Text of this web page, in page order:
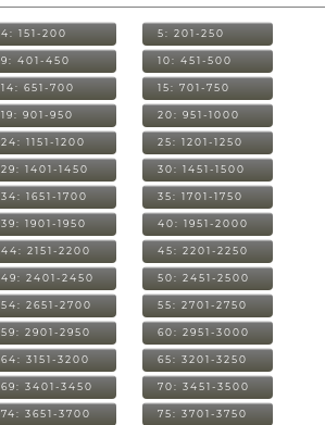
4: 151-200 5: 201-250
9: 401-450 10: 451-500
14: 651-700 15: 701-750
19: 901-950 20: 951-1000
24: 1151-1200 25: 1201-1250
29: 1401-1450 30: 1451-1500
34: 1651-1700 35: 1701-1750
39: 1901-1950 40: 1951-2000
44: 2151-2200 45: 2201-2250
49: 2401-2450 50: 2451-2500
54: 2651-2700 55: 2701-2750
59: 2901-2950 60: 2951-3000
64: 3151-3200 65: 3201-3250
69: 3401-3450 70: 3451-3500
74: 3651-3700 75: 3701-3750